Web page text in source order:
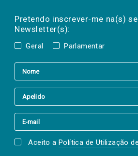
Pretendo inscrever-me na(s)
Newsletter(s):
Geral Parlamentar
a(s) newsletter(s).
mail
Aceito a Política de Utilização